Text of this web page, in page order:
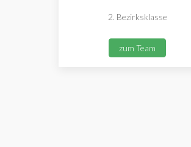
2. Bezirksklasse
zum Team